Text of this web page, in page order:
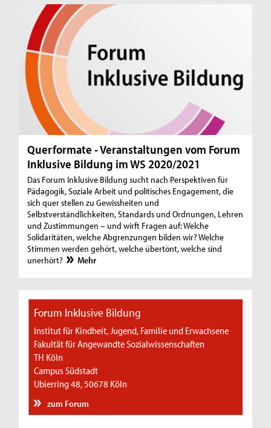
Querformate - Veranstaltungen vom Forum
Inklusive Bildung im WS 2020/2021
Das Forum Inklusive Bildung sucht nach Perspektiven für
Pädagogik, Soziale Arbeit und politisches Engagement, die
sich quer stellen zu Gewissheiten und
Selbstverständlichkeiten, Standards und Ordnungen, Lehren
und Zustimmungen – und wirft Fragen auf: Welche
Solidaritäten, welche Abgrenzungen bilden wir? Welche
Stimmen werden gehört, welche übertönt, welche sind
unerhört?
Mehr
Forum Inklusive Bildung
Institut für Kindheit, Jugend, Familie und Erwachsene
Fakultät für Angewandte Sozialwissenschaften
TH Köln
Campus Südstadt
Ubierring 48, 50678 Köln
zum Forum